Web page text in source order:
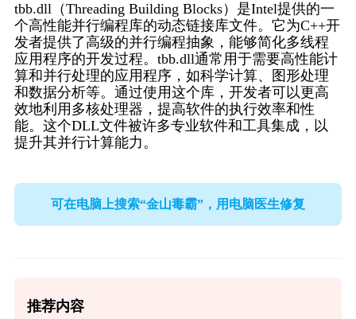
tbb.dll（Threading Building Blocks）是Intel提供的一
个高性能并行编程库的动态链接库文件。它为C++开
发者提供了高级的并行编程抽象，能够简化多线程
应用程序的开发过程。tbb.dll通常用于需要高性能计
算和并行处理的应用程序，如科学计算、图形处理
和数据分析等。通过使用这个库，开发者可以更高
效地利用多核处理器，提高软件的执行效率和性
能。这个DLL文件被许多专业软件和工具集成，以
提升其并行计算能力。
可在电脑上搜索“金山毒霸”，用电脑医生修复
推荐内容